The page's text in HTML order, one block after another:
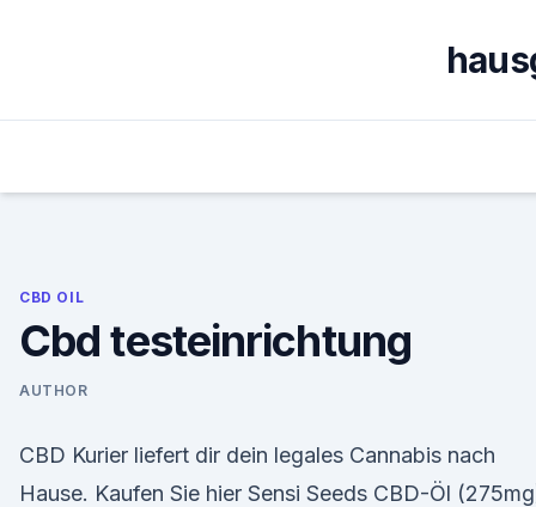
CBD OIL
Cbd testeinrichtung
AUTHOR
CBD Kurier liefert dir dein legales Cannabis nach
Hause. Kaufen Sie hier Sensi Seeds CBD-Öl